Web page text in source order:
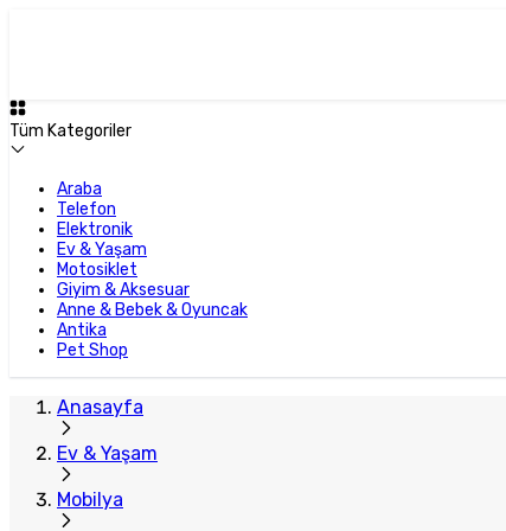
Tüm Kategoriler
Araba
Telefon
Elektronik
Ev & Yaşam
Motosiklet
Giyim & Aksesuar
Anne & Bebek & Oyuncak
Antika
Pet Shop
Anasayfa
Ev & Yaşam
Mobilya